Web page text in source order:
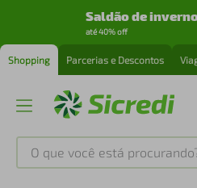
Saldão de
até 40% off
Shopping Parcerias e Descontos
O que você está procurando?